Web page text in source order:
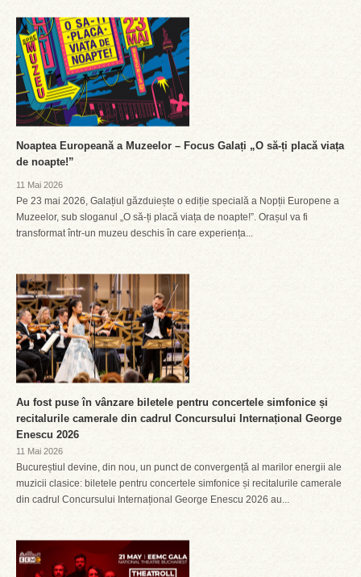
Noaptea Europeană a Muzeelor – Focus Galați „O să-ți placă viața
de noapte!”
11 Mai 2026
Pe 23 mai 2026, Galațiul găzduiește o ediție specială a Nopții Europene a
Muzeelor, sub sloganul „O să-ți placă viața de noapte!”. Orașul va fi
transformat într-un muzeu deschis în care experiența...
Au fost puse în vânzare biletele pentru concertele simfonice și
recitalurile camerale din cadrul Concursului Internațional George
Enescu 2026
11 Mai 2026
Bucureștiul devine, din nou, un punct de convergență al marilor energii ale
muzicii clasice: biletele pentru concertele simfonice și recitalurile camerale
din cadrul Concursului Internațional George Enescu 2026 au...